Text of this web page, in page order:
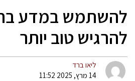
להשתמש במדע
להרגיש טוב יותר
ליאו ברד
14 מרץ, 2025 11:52